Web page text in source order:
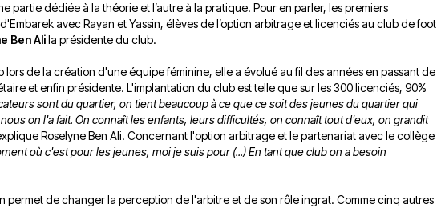
Émissions
Interviews
Chroniques
partie dédiée à la théorie et l’autre à la pratique. Pour en parler, les premiers
avec Rayan et Yassin, élèves de l’option arbitrage et licenciés au club de foot
Ben Alila présidente du club.
lors de la création d'une équipe féminine, elle a évolué au fil des années en passant de
et enfin présidente. L'implantation du club est telle que sur les 300 licenciés, 90%
sont du quartier, on tient beaucoup à ce que ce soit des jeunes du quartier qui
on l'a fait. On connaît les enfants, leurs difficultés, on connaît tout d'eux, on grandit
Roselyne Ben Ali. Concernant l'option arbitrage et le partenariat avec le collège
où c'est pour les jeunes, moi je suis pour (...) En tant que club on a besoin
permet de changer la perception de l'arbitre et de son rôle ingrat. Comme cinq autres